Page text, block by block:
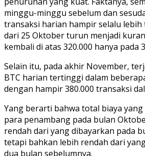
minggu-minggu sebelum dan
transaksi harian hampir selalu lebih
dari 25 Oktober turun menjadi
kembali di atas 320.000 hanya pada
Selain itu, pada akhir November,
BTC harian tertinggi dalam
dengan hampir 380.000 transaksi
Yang berarti bahwa total biaya
para penambang pada bulan
rendah dari yang dibayarkan pada
tetapi bahkan lebih rendah dari
dua bulan sebelumnya.